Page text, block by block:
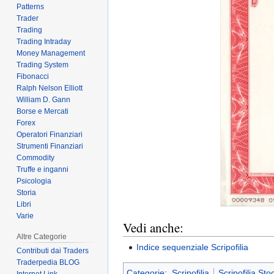
Vedi anche:
Indice sequenziale Scripofilia
Patterns
Trader
Trading
Trading Intraday
Money Management
Trading System
Fibonacci
Ralph Nelson Elliott
William D. Gann
Borse e Mercati
Forex
Operatori Finanziari
Strumenti Finanziari
Commodity
Truffe e inganni
Psicologia
Storia
Libri
Varie
Altre Categorie
Contributi dai Traders
Traderpedia BLOG